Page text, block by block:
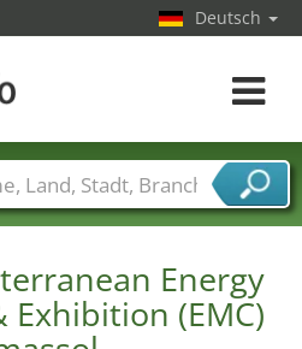
Energy
Exhibition (EMC)
Deutsch
Toggle
Städte
Branchen